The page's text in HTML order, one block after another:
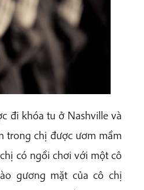
đi khóa tu ở Nashville và
trong chị được ươm mầm
có ngồi chơi với một cô
gương mặt của cô chị